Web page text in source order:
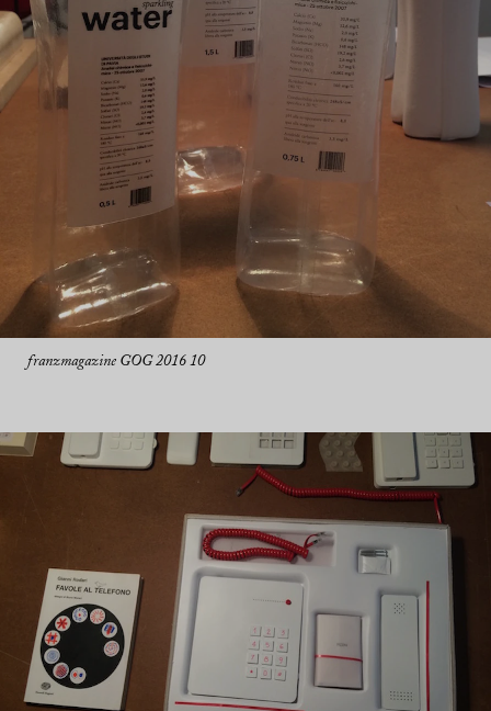
franzmagazine GOG 2016 10